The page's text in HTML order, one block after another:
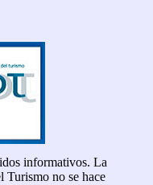
informativos. La
Turismo no se hace